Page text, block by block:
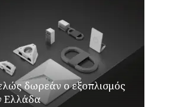
δωρεάν ο εξοπλισμός
Ελλάδα